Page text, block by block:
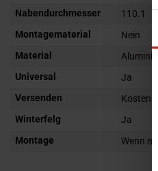
Nabendurchmesser
110.1
Montagematerial
Nein
Material
Universal
Ja
Versenden
Winterfelg
Ja
Montage
Wenn